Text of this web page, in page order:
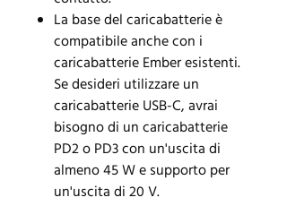
La base del caricabatterie è
compatibile anche con i
caricabatterie Ember esistenti.
Se desideri utilizzare un
caricabatterie USB-C, avrai
bisogno di un caricabatterie
PD2 o PD3 con un'uscita di
almeno 45 W e supporto per
un'uscita di 20 V.